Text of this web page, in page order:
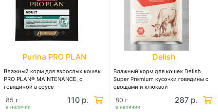
Purina PRO PLAN
Влажный корм для взрослых кошек
PRO PLAN® MAINTENANCE, с
говядиной в соусе
в наличии
85 г 110 р.
Delish
Влажный корм для кошек Delish
Super Premium кусочки говядины с
овощами и клюквой
в наличии
80 г 287 р.